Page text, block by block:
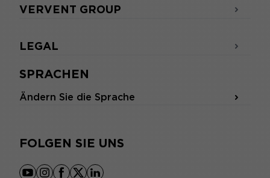
SPRACHEN
Ändern Sie die Sprache
FOLGEN SIE UNS
VERVENT GROUP
LEGAL